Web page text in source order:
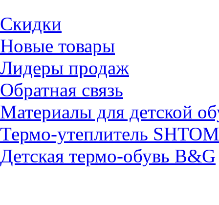
Скидки
Новые товары
Лидеры продаж
Обратная связь
Материалы для детской
Термо-утеплитель SHTOM
Детская термо-обувь B&G